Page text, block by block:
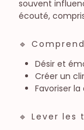
souvent
écouté,
🔹
Désir et
Créer un
Favoriser
🔹 Lever les